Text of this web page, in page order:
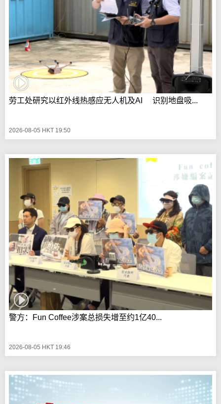
劳工处研究以红外线热感应无人机及AI 识别地盘吸...
2026-08-05 HKT 19:50
警方：Fun Coffee涉案总损失增至约1亿40...
2026-08-05 HKT 19:46